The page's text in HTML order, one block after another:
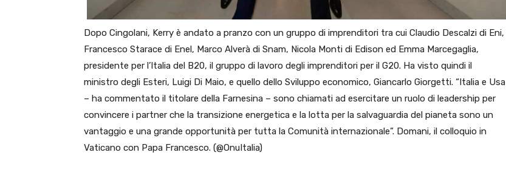
Dopo Cingolani, Kerry è andato a pranzo con un gruppo di imprenditori tra cui Claudio Descalzi di Eni,
Francesco Starace di Enel, Marco Alverà di Snam, Nicola Monti di Edison ed Emma Marcegaglia,
presidente per l’Italia del B20, il gruppo di lavoro degli imprenditori per il G20. Ha visto quindi il
ministro degli Esteri, Luigi Di Maio, e quello dello Sviluppo economico, Giancarlo Giorgetti. “Italia e Usa
– ha commentato il titolare della Farnesina – sono chiamati ad esercitare un ruolo di leadership per
convincere i partner che la transizione energetica e la lotta per la salvaguardia del pianeta sono un
vantaggio e una grande opportunità per tutta la Comunità internazionale”. Domani, il colloquio in
Vaticano con Papa Francesco. (@OnuItalia)